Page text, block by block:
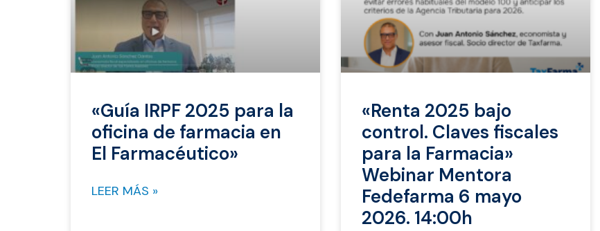
«Guía IRPF 2025 para la
oficina de farmacia en
El Farmacéutico»
LEER MÁS »
«Renta 2025 bajo
control. Claves fiscales
para la Farmacia»
Webinar Mentora
Fedefarma 6 mayo
2026. 14:00h